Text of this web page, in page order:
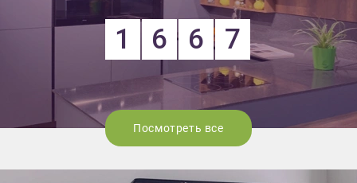
1 6 6 7
Посмотреть все